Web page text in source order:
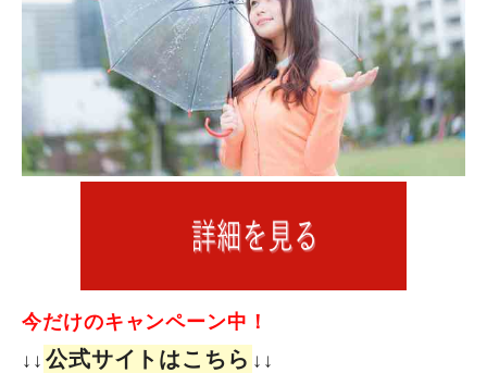
今だけのキャンペーン中！
↓↓ 公式サイトはこちら ↓↓